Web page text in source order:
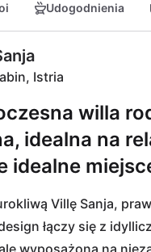
Udogodnienia
Istria
willa
idealna na
idealne
Villę Sanja,
łączy się z
wyposażona na